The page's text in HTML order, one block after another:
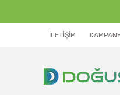
İLETİŞİM